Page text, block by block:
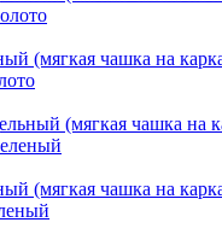
(мягкая чашка на
(мягкая чашка на